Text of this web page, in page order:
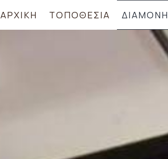
ΑΡΧΙΚΉ ΤΟΠΟΘΕΣΊΑ ΔΙΑΜΟΝΉ